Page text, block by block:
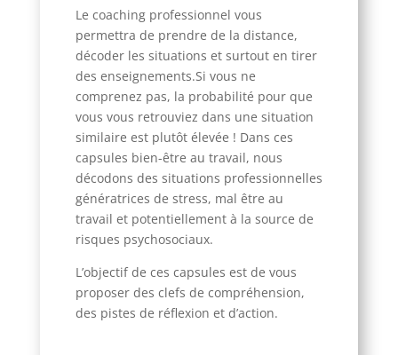
Le coaching professionnel vous
permettra de prendre de la distance,
décoder les situations et surtout en tirer
des enseignements.Si vous ne
comprenez pas, la probabilité pour que
vous vous retrouviez dans une situation
similaire est plutôt élevée ! Dans ces
capsules bien-être au travail, nous
décodons des situations professionnelles
génératrices de stress, mal être au
travail et potentiellement à la source de
risques psychosociaux.
L’objectif de ces capsules est de vous
proposer des clefs de compréhension,
des pistes de réflexion et d’action.